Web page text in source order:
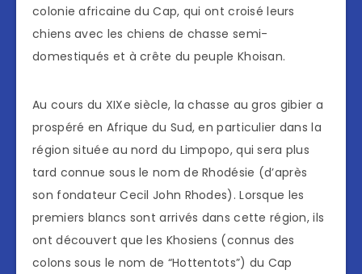
colonie africaine du Cap, qui ont croisé leurs
chiens avec les chiens de chasse semi-
domestiqués et à crête du peuple Khoisan.
Au cours du XIXe siècle, la chasse au gros gibier a
prospéré en Afrique du Sud, en particulier dans la
région située au nord du Limpopo, qui sera plus
tard connue sous le nom de Rhodésie (d’après
son fondateur Cecil John Rhodes). Lorsque les
premiers blancs sont arrivés dans cette région, ils
ont découvert que les Khosiens (connus des
colons sous le nom de “Hottentots”) du Cap